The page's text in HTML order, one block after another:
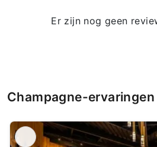
Er zijn nog geen
Champagne-